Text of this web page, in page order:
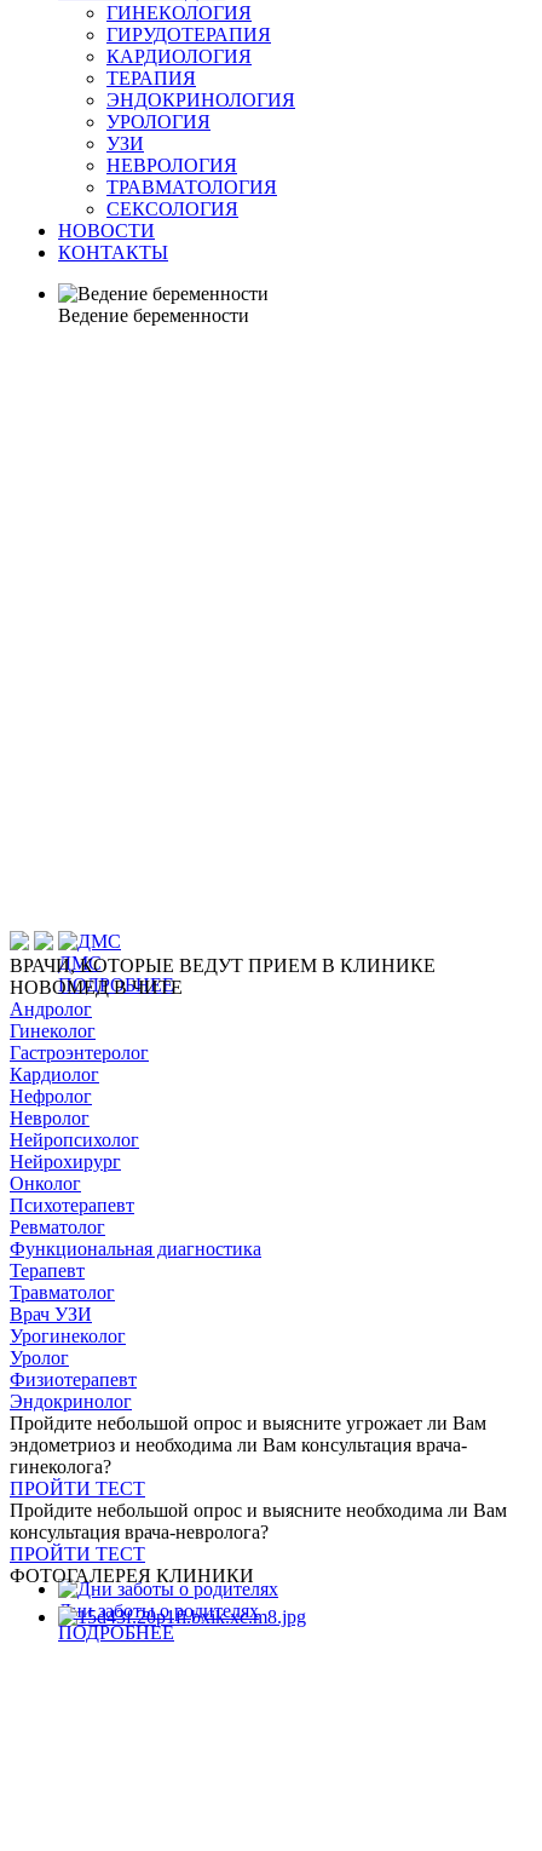
ГИНЕКОЛОГИЯ
ГИРУДОТЕРАПИЯ
КАРДИОЛОГИЯ
ТЕРАПИЯ
ЭНДОКРИНОЛОГИЯ
УРОЛОГИЯ
УЗИ
НЕВРОЛОГИЯ
ТРАВМАТОЛОГИЯ
СЕКСОЛОГИЯ
НОВОСТИ
КОНТАКТЫ
Ведение беременности
ДМС
ПОДРОБНЕЕ
Дни заботы о родителях
ПОДРОБНЕЕ
ВРАЧИ, КОТОРЫЕ ВЕДУТ ПРИЕМ В КЛИНИКЕ
НОВОМЕД В ЧИТЕ
Андролог
Гинеколог
Гастроэнтеролог
Кардиолог
Нефролог
Невролог
Нейропсихолог
Нейрохирург
Онколог
Психотерапевт
Ревматолог
Функциональная диагностика
Терапевт
Травматолог
Врач УЗИ
Урогинеколог
Уролог
Физиотерапевт
Эндокринолог
Пройдите небольшой опрос и выясните угрожает ли Вам
эндометриоз и необходима ли Вам консультация врача-
гинеколога?
ПРОЙТИ ТЕСТ
Пройдите небольшой опрос и выясните необходима ли Вам
консультация врача-невролога?
ПРОЙТИ ТЕСТ
ФОТОГАЛЕРЕЯ КЛИНИКИ